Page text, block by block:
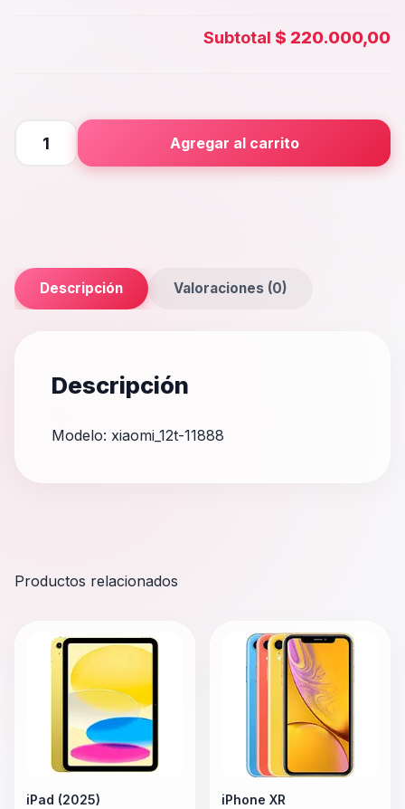
Microfono – Sensor(+$30.000,00)
Placa Principal
Subtotal $ 220.000,00
cantidad
Agregar al carrito
Descripción Valoraciones (0)
Descripción
Modelo: xiaomi_12t-11888
Productos relacionados
iPad (2025) iPhone XR